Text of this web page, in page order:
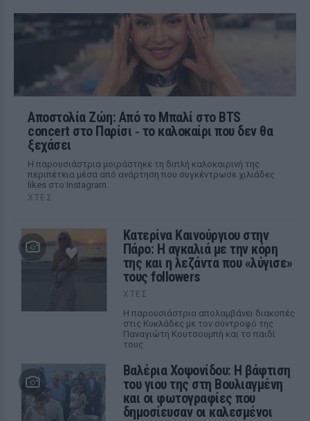
Αποστολία Ζώη: Από το Μπαλί στο BTS
concert στο Παρίσι ‑ το καλοκαίρι που δεν θα
ξεχάσει
Η παρουσιάστρια μοιράστηκε τη διπλή καλοκαιρινή της
περιπέτεια μέσα από ανάρτηση που συγκέντρωσε χιλιάδες
likes στο Instagram.
ΧΤΕΣ
Κατερίνα Καινούργιου στην
Πάρο: Η αγκαλιά με την κόρη
της και η λεζάντα που «λύγισε»
τους followers
ΧΤΕΣ
Η παρουσιάστρια απολαμβάνει διακοπές
στις Κυκλάδες με τον σύντροφό της
Παναγιώτη Κουτσουμπή και το παιδί
τους
Βαλέρια Χοψονίδου: Η βάφτιση
του γιου της στη Βουλιαγμένη
και οι φωτογραφίες που
δημοσίευσαν οι καλεσμένοι